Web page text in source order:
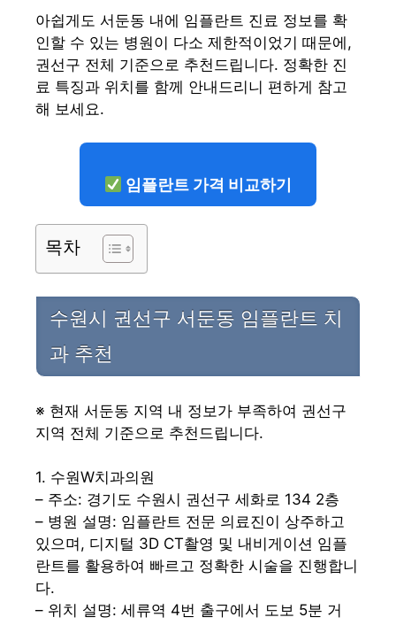
아쉽게도 서둔동 내에 임플란트 진료 정보를 확
인할 수 있는 병원이 다소 제한적이었기 때문에,
권선구 전체 기준으로 추천드립니다. 정확한 진
료 특징과 위치를 함께 안내드리니 편하게 참고
해 보세요.
임플란트 가격 비교하기
목차
수원시 권선구 서둔동 임플란트 치
과 추천
※ 현재 서둔동 지역 내 정보가 부족하여 권선구
지역 전체 기준으로 추천드립니다.
1. 수원W치과의원
– 주소: 경기도 수원시 권선구 세화로 134 2층
– 병원 설명: 임플란트 전문 의료진이 상주하고
있으며, 디지털 3D CT촬영 및 내비게이션 임플
란트를 활용하여 빠르고 정확한 시술을 진행합니
다.
– 위치 설명: 세류역 4번 출구에서 도보 5분 거